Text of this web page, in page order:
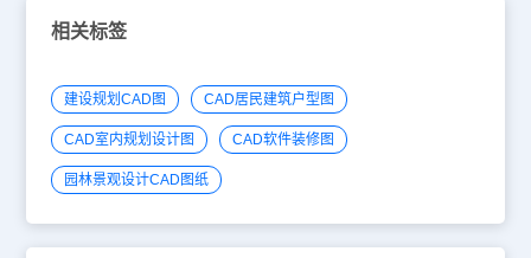
相关标签
建设规划CAD图 CAD居民建筑户型图
CAD室内规划设计图 CAD软件装修图
园林景观设计CAD图纸